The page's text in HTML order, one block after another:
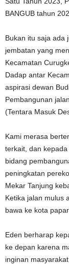
BANGUB tahun
Bukan itu saja ada
jembatan yang
Kecamatan
Dadap antar
aspirasi dewan
Pembangunan
(Tentara Masuk
Kami merasa
terkait, dan
bidang
peningkatan
Mekar Tanjung
Ketika jalan mulus
bawa ke kota papar
Eden berharap
ke depan karena
inginan